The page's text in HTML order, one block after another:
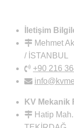
İletişim
Mehmet
/ İSTANBUL
+90 216
KV Mekanik
Hatip